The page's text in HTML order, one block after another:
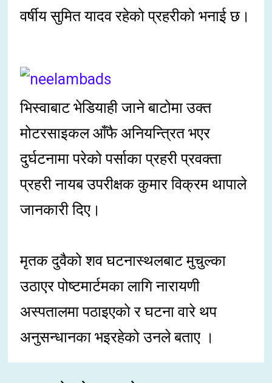
वर्षीय सुमित यादव रहेको प्रहरीको भनाई छ।
भिस्वाबाट भेडियाही जाने बाटोमा उक्त
मोटरसाइकल आँफै अनियन्त्रित भएर
दुर्घटनामा परेको पर्साका प्रहरी प्रवक्ता
प्रहरी नायब उपरीक्षक कुमार विक्रम थापाले
जानकारी दिए।
मृतक दुवैको शव घटनास्थलबाट मुचुल्का
उठाएर पोष्टमार्टमका लागि नारायणी
अस्पतालमा पठाइएको र घटना वारे थप
अनुसन्धानका भइरहेको उनले बताए ।